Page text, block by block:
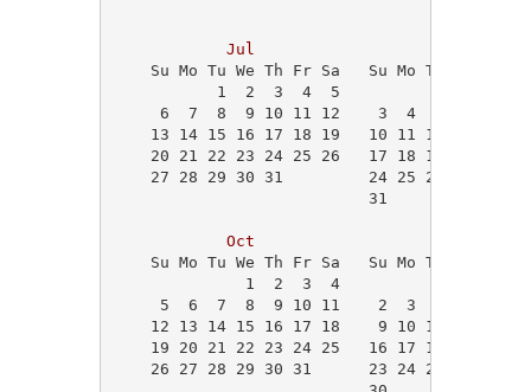
Jul
Su Mo Tu We Th Fr Sa   Su Mo Tu We Th
1  2  3  4  5
6  7  8  9 10 11 12    3  4  5  6  7
13 14 15 16 17 18 19   10 11 12 13 14
20 21 22 23 24 25 26   17 18 19 20 21
27 28 29 30 31         24 25 26
Oct
Su Mo Tu We Th Fr Sa   Su Mo Tu We Th
1  2  3  4
5  6  7  8  9 10 11    2  3  4  5  6
12 13 14 15 16 17 18    9 10 11 12 13
19 20 21 22 23 24 25   16 17 18 19 20
26 27 28 29 30 31      23 24 25